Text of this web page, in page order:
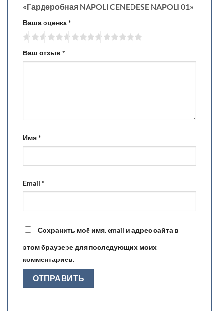
«Гардеробная NAPOLI CENEDESE NAPOLI 01»
Ваша оценка*
Ваш отзыв *
Имя*
Email *
Сохранить моё имя, email и адрес сайта в
этом браузере для последующих моих
комментариев.